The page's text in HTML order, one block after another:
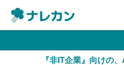
『非IT企業』向けの